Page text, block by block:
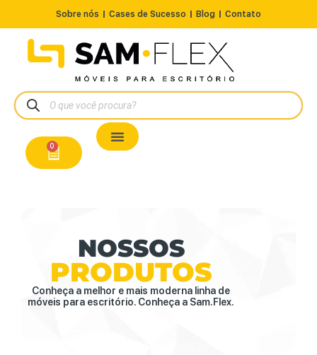
Sobre nós Cases de Sucesso Blog Contato
0
NOSSOS
PRODUTOS
Conheça a melhor e mais moderna linha de
móveis para escritório. Conheça a Sam.Flex.